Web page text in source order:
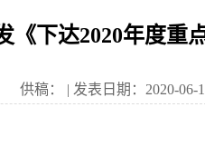
《下达2020年度重
供稿： | 发表日期：2020-06-